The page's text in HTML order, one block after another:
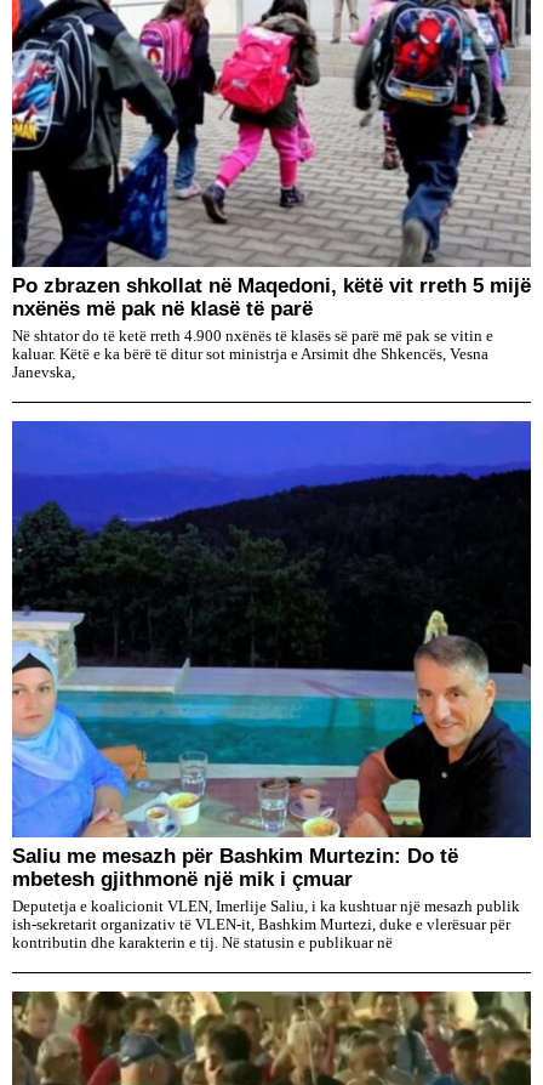
Po zbrazen shkollat në Maqedoni, këtë vit rreth 5 mijë
nxënës më pak në klasë të parë
Në shtator do të ketë rreth 4.900 nxënës të klasës së parë më pak se vitin e
kaluar. Këtë e ka bërë të ditur sot ministrja e Arsimit dhe Shkencës, Vesna
Janevska,
Saliu me mesazh për Bashkim Murtezin: Do të
mbetesh gjithmonë një mik i çmuar
Deputetja e koalicionit VLEN, Imerlije Saliu, i ka kushtuar një mesazh publik
ish-sekretarit organizativ të VLEN-it, Bashkim Murtezi, duke e vlerësuar për
kontributin dhe karakterin e tij. Në statusin e publikuar në